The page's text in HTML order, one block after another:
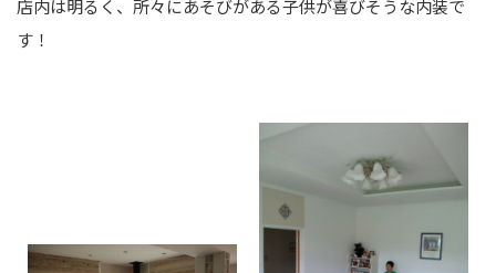
店内は明るく、所々にあそびがある子供が喜びそうな内装で
す！